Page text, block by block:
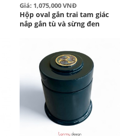
Giá: 1,075,000 VNĐ
Hộp oval gắn trai tam giác
nắp gắn tù và sừng đen